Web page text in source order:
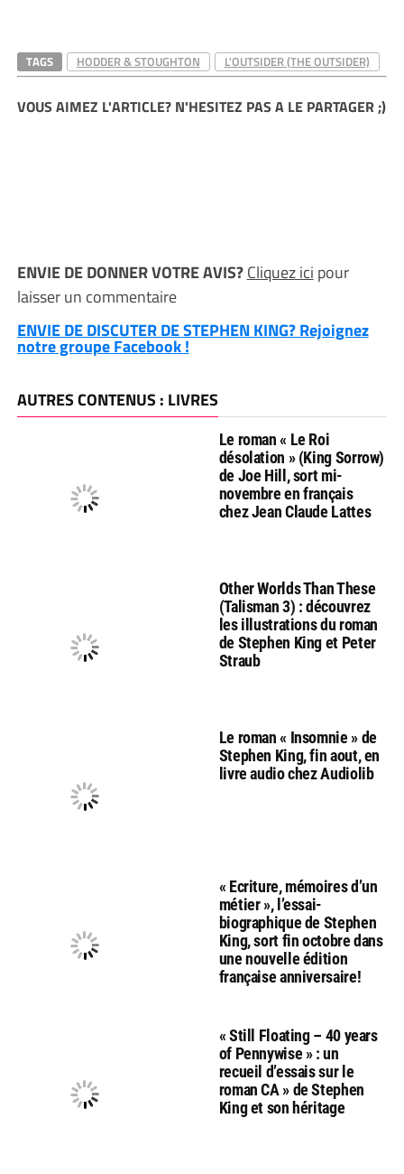
TAGS HODDER & STOUGHTON L'OUTSIDER (THE OUTSIDER)
VOUS AIMEZ L'ARTICLE? N'HESITEZ PAS A LE PARTAGER ;)
ENVIE DE DONNER VOTRE AVIS?Cliquez ici pour
laisser un commentaire
ENVIE DE DISCUTER DE STEPHEN KING? Rejoignez
notre groupe Facebook !
AUTRES CONTENUS : LIVRES
Le roman « Le Roi
désolation » (King Sorrow)
de Joe Hill, sort mi-
novembre en français
chez Jean Claude Lattes
Other Worlds Than These
(Talisman 3) : découvrez
les illustrations du roman
de Stephen King et Peter
Straub
Le roman « Insomnie » de
Stephen King, fin aout, en
livre audio chez Audiolib
« Ecriture, mémoires d’un
métier », l’essai-
biographique de Stephen
King, sort fin octobre dans
une nouvelle édition
française anniversaire!
« Still Floating – 40 years
of Pennywise » : un
recueil d’essais sur le
roman CA » de Stephen
King et son héritage